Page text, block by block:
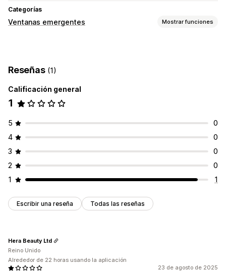
Categorías
Ventanas emergentes Mostrar funciones
Prueba A/B
Reseñas (1)
Calificación general
1
5
0
4
0
3
0
2
0
1
1
Escribir una reseña Todas las reseñas
23 de agosto de 2025
Hera Beauty Ltd
Reino Unido
Alrededor de 22 horas usando la aplicación